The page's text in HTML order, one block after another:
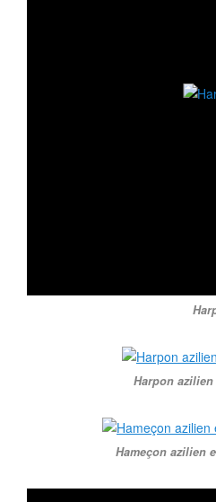
Harpon
Hameçon azilien